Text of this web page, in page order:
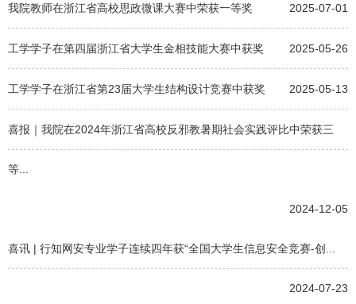
我院教师在浙江省高校思政微课大赛中荣获一等奖 2025-07-01
工学学子在第四届浙江省大学生金相技能大赛中获奖 2025-05-26
工学学子在浙江省第23届大学生结构设计竞赛中获奖 2025-05-13
喜报｜我院在2024年浙江省高校反邪教暑期社会实践评比中荣获三
等...
2024-12-05
喜讯 | 行知网安专业学子连续四年获“全国大学生信息安全竞赛-创...
2024-07-23